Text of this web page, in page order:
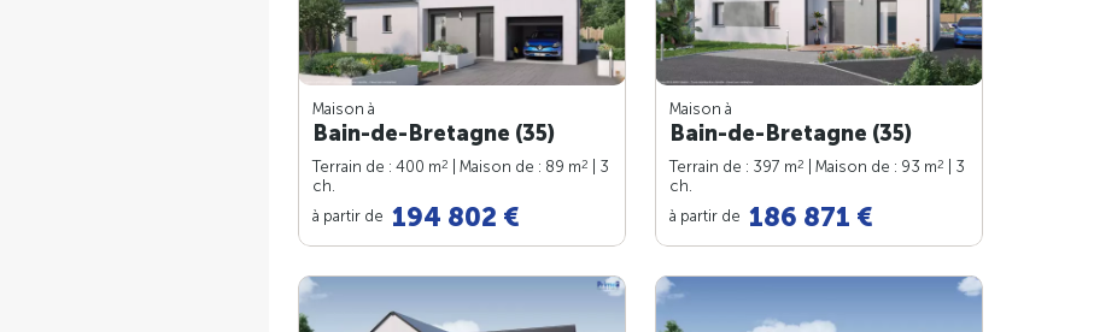
Maison à
Bain-de-Bretagne (35)
Terrain de : 400 m2 | Maison de : 89 m2
| 3
ch.
à partir de 194 802 €
Maison à
Bain-de-Bretagne (35)
Terrain de : 397 m2 | Maison de : 93 m2
| 3
ch.
à partir de 186 871 €